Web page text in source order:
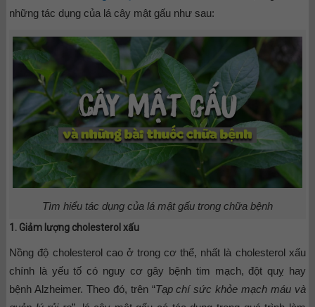
những tác dụng của lá cây mật gấu như sau:
Tìm hiểu tác dụng của lá mật gấu trong chữa bệnh
1. Giảm lượng cholesterol xấu
Nồng độ cholesterol cao ở trong cơ thể, nhất là cholesterol xấu
chính là yếu tố có nguy cơ gây bệnh tim mạch, đột quỵ hay
bệnh Alzheimer. Theo đó, trên “Tạp chí sức khỏe mạch máu và